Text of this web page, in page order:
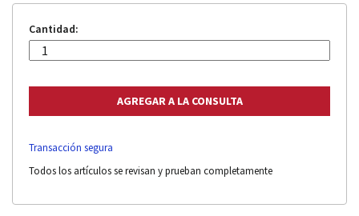
Cantidad:
Transacción segura
Todos los artículos se revisan y prueban completamente